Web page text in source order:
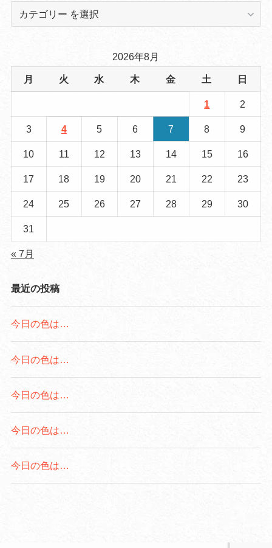
2026年8月
月 火 水 木 金 土 日
1 2
3 4 5 6 7 8 9
10 11 12 13 14 15 16
17 18 19 20 21 22 23
24 25 26 27 28 29 30
31
« 7月
最近の投稿
今日の色は…
今日の色は…
今日の色は…
今日の色は…
今日の色は…